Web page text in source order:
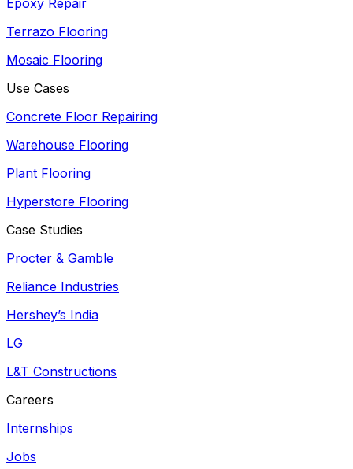
Epoxy Repair
Terrazo Flooring
Mosaic Flooring
Use Cases
Concrete Floor Repairing
Warehouse Flooring
Plant Flooring
Hyperstore Flooring
Case Studies
Procter & Gamble
Reliance Industries
Hershey’s India
LG
L&T Constructions
Careers
Internships
Jobs